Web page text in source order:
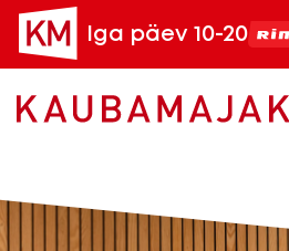
Iga päev 10-20